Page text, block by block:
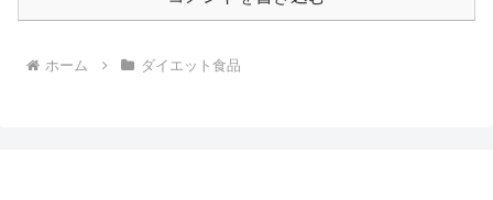
ホーム ダイエット食品